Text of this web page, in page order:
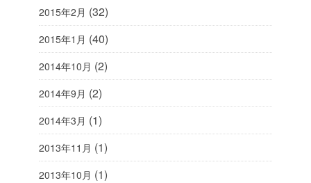
2015年2月 (32)
2015年1月 (40)
2014年10月 (2)
2014年9月 (2)
2014年3月 (1)
2013年11月 (1)
2013年10月 (1)